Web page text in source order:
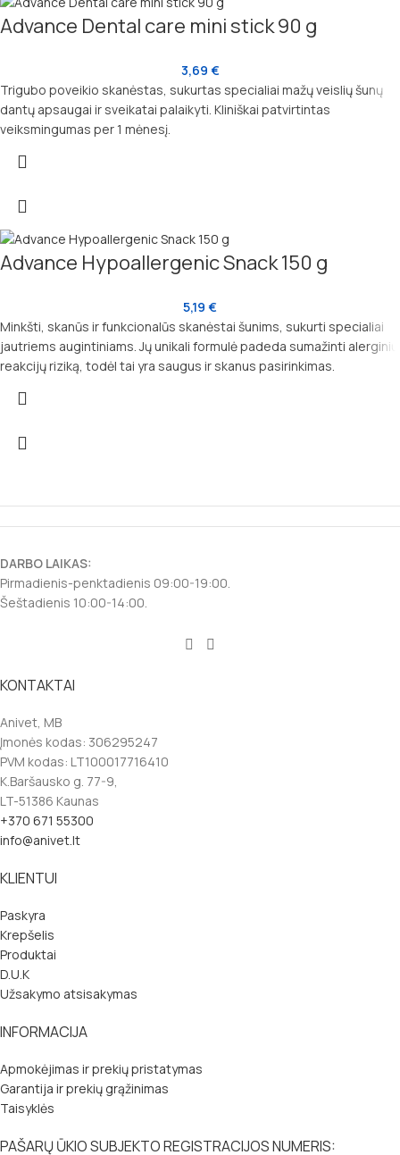
Advance Dental care mini stick 90 g
3,69 €
Trigubo poveikio skanėstas, sukurtas specialiai mažų veislių šunų
dantų apsaugai ir sveikatai palaikyti. Kliniškai patvirtintas
veiksmingumas per 1 mėnesį.
Advance Hypoallergenic Snack 150 g
5,19 €
Minkšti, skanūs ir funkcionalūs skanėstai šunims, sukurti specialiai
jautriems augintiniams. Jų unikali formulė padeda sumažinti alerginių
reakcijų riziką, todėl tai yra saugus ir skanus pasirinkimas.
DARBO LAIKAS:
Pirmadienis-penktadienis 09:00-19:00.
Šeštadienis 10:00-14:00.
KONTAKTAI
Anivet, MB
Įmonės kodas: 306295247
PVM kodas: LT100017716410
K.Baršausko g. 77-9,
LT-51386 Kaunas
+370 671 55300
info@anivet.lt
KLIENTUI
Paskyra
Krepšelis
Produktai
D.U.K
Užsakymo atsisakymas
INFORMACIJA
Apmokėjimas ir prekių pristatymas
Garantija ir prekių grąžinimas
Taisyklės
PAŠARŲ ŪKIO SUBJEKTO REGISTRACIJOS NUMERIS: